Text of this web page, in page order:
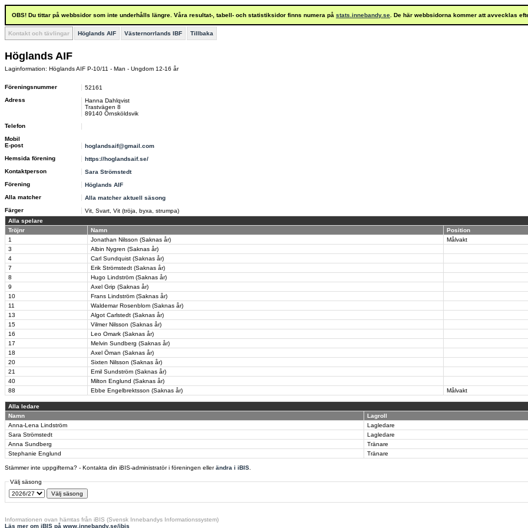
OBS! Du tittar på webbsidor som inte underhålls längre. Våra resultat-, tabell- och statistiksidor finns numera på stats.innebandy.se . De här webbsidorna kommer att avvecklas
Kontakt och tävlingar Höglands AIF Västernorrlands IBF Tillbaka
Höglands AIF
Laginformation: Höglands AIF P-10/11 - Man - Ungdom 12-16 år
Föreningsnummer
52161
Adress
Hanna Dahlqvist
Trastvägen 8
89140 Örnsköldsvik
Telefon
Mobil
E-post
hoglandsaif@gmail.com
Hemsida förening
https://hoglandsaif.se/
Kontaktperson
Sara Strömstedt
Förening
Höglands AIF
Alla matcher
Alla matcher aktuell säsong
Färger
Vit, Svart, Vit (tröja, byxa, strumpa)
Alla spelare
Tröjnr
Namn
Position
1
Jonathan Nilsson (Saknas år)
Målvakt
3
Albin Nygren (Saknas år)
4
Carl Sundquist (Saknas år)
7
Erik Strömstedt (Saknas år)
8
Hugo Lindström (Saknas år)
9
Axel Grip (Saknas år)
10
Frans Lindström (Saknas år)
11
Waldemar Rosenblom (Saknas år)
13
Algot Carlstedt (Saknas år)
15
Vilmer Nilsson (Saknas år)
16
Leo Omark (Saknas år)
17
Melvin Sundberg (Saknas år)
18
Axel Öman (Saknas år)
20
Sixten Nilsson (Saknas år)
21
Emil Sundström (Saknas år)
40
Milton Englund (Saknas år)
88
Ebbe Engelbrektsson (Saknas år) Målvakt
Alla ledare
Namn
Lagroll
Anna-Lena Lindström
Lagledare
Sara Strömstedt
Lagledare
Anna Sundberg
Tränare
Stephanie Englund
Tränare
Stämmer inte uppgifterna? - Kontakta din iBIS-administratör i föreningen ellerändra i iBIS
Välj säsong
Informationen ovan hämtas från iBIS (Svensk Innebandys Informationssystem)
Läs mer om iBIS på www.innebandy.se/ibis